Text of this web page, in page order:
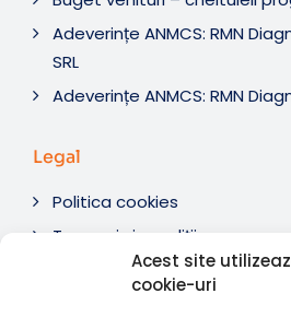
Acest site
cookie-uri
Adeverințe ANMCS: RMN
SRL
Adeverințe ANMCS: RMN
Legal
Politica cookies
Termeni si condiții
Soluționare litigii